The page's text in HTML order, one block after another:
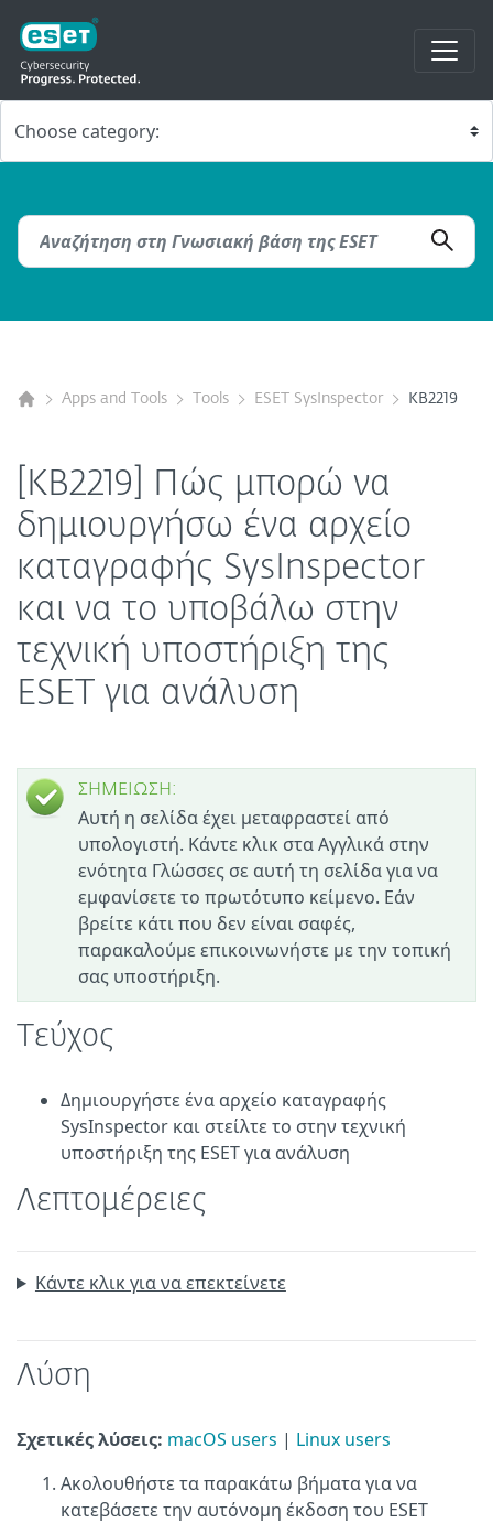
Apps and Tools Tools ESET SysInspector KB2219
[KB2219] Πώς μπορώ να
δημιουργήσω ένα αρχείο
καταγραφής SysInspector
και να το υποβάλω στην
τεχνική υποστήριξη της
ESET για ανάλυση
ΣΗΜΕΙΩΣΗ:
Αυτή η σελίδα έχει μεταφραστεί από
υπολογιστή. Κάντε κλικ στα Αγγλικά στην
ενότητα Γλώσσες σε αυτή τη σελίδα για να
εμφανίσετε το πρωτότυπο κείμενο. Εάν
βρείτε κάτι που δεν είναι σαφές,
παρακαλούμε επικοινωνήστε με την τοπική
σας υποστήριξη.
Τεύχος
Δημιουργήστε ένα αρχείο καταγραφής
SysInspector και στείλτε το στην τεχνική
υποστήριξη της ESET για ανάλυση
Λεπτομέρειες
Κάντε κλικ για να επεκτείνετε
Λύση
Σχετικές λύσεις: macOS users | Linux users
Ακολουθήστε τα παρακάτω βήματα για να
κατεβάσετε την αυτόνομη έκδοση του ESET